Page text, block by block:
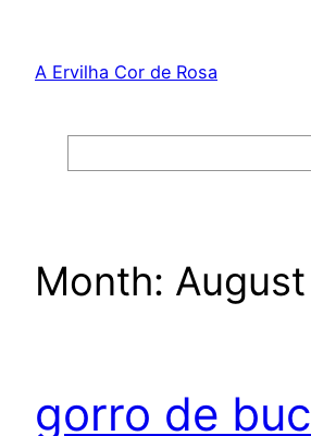
content
A Ervilha Cor de Rosa
Month:
gorro de